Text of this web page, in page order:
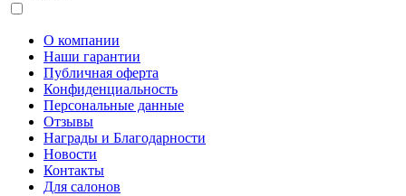
О компании
Наши гарантии
Публичная оферта
Конфиденциальность
Персональные данные
Отзывы
Награды и Благодарности
Новости
Контакты
Для салонов